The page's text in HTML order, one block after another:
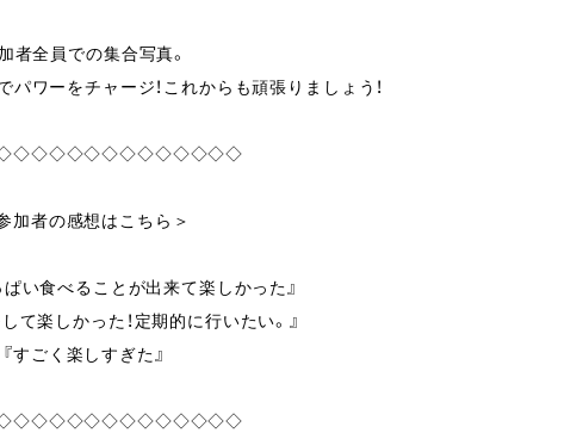
者全員での集合写真。
ワーをチャージ！これからも頑張りましょう！
加者の感想はこちら＞
ぱい食べることが出来て楽しかった』
て楽しかった！定期的に行いたい。』
『すごく楽しすぎた』